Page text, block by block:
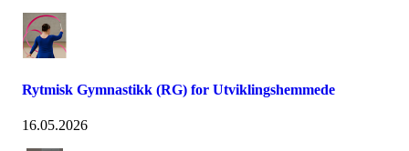
Rytmisk Gymnastikk (RG) for Utviklingshemmede
16.05.2026